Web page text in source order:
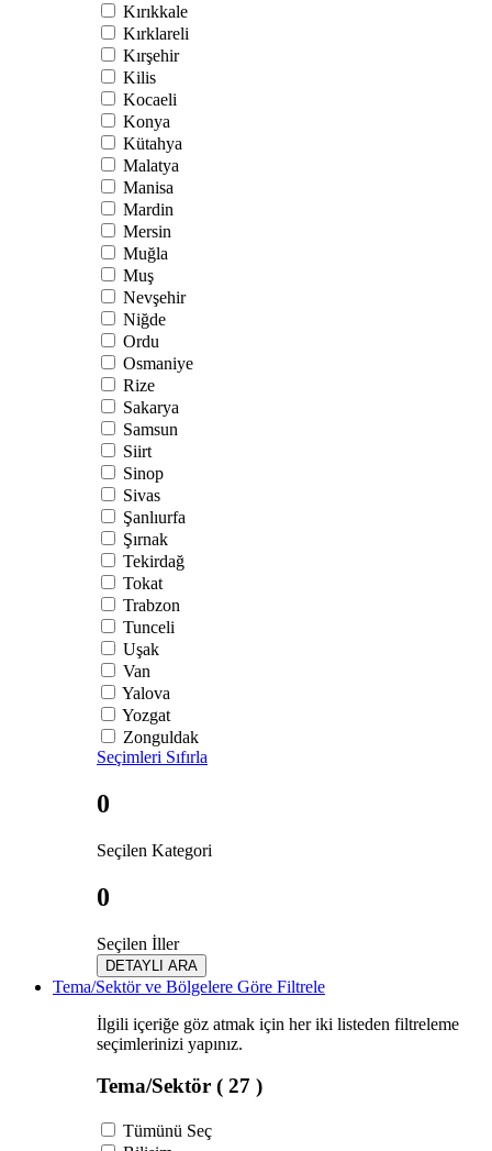
Kırıkkale
Kırklareli
Kırşehir
Kilis
Kocaeli
Konya
Kütahya
Malatya
Manisa
Mardin
Mersin
Muğla
Muş
Nevşehir
Niğde
Ordu
Osmaniye
Rize
Sakarya
Samsun
Siirt
Sinop
Sivas
Şanlıurfa
Şırnak
Tekirdağ
Tokat
Trabzon
Tunceli
Uşak
Van
Yalova
Yozgat
Zonguldak
Seçimleri Sıfırla
0
Seçilen Kategori
0
Seçilen İller
DETAYLI ARA
Tema/Sektör ve Bölgelere Göre Filtrele
İlgili içeriğe göz atmak için her iki listeden filtreleme
seçimlerinizi yapınız.
Tema/Sektör ( 27 )
Tümünü Seç